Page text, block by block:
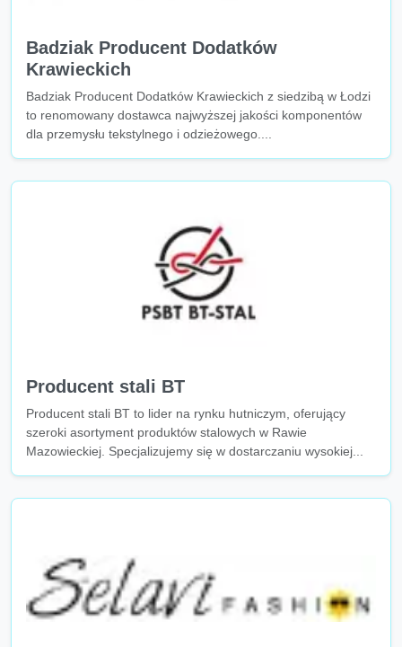
Badziak Producent Dodatków
Krawieckich
Badziak Producent Dodatków Krawieckich z siedzibą w Łodzi
to renomowany dostawca najwyższej jakości komponentów
dla przemysłu tekstylnego i odzieżowego....
Producent stali BT
Producent stali BT to lider na rynku hutniczym, oferujący
szeroki asortyment produktów stalowych w Rawie
Mazowieckiej. Specjalizujemy się w dostarczaniu wysokiej...